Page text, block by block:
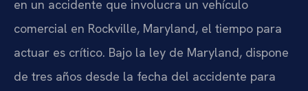
en un accidente que involucra un vehículo
comercial en Rockville, Maryland, el tiempo para
actuar es crítico. Bajo la ley de Maryland, dispone
de tres años desde la fecha del accidente para